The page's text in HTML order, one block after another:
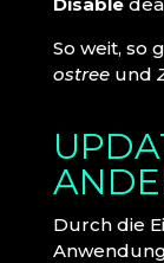
So weit, so
ostreeund
Durch die